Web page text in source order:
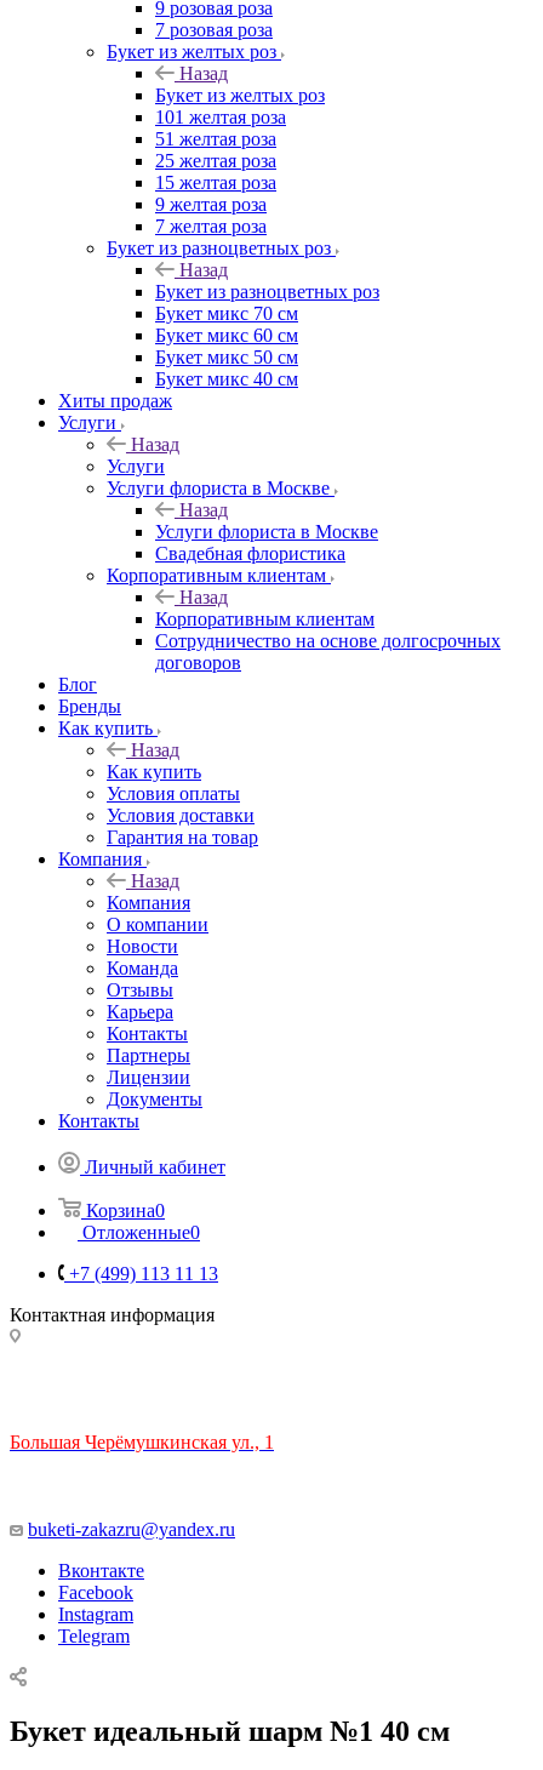
9 розовая роза
7 розовая роза
Букет из желтых роз
Назад
Букет из желтых роз
101 желтая роза
51 желтая роза
25 желтая роза
15 желтая роза
9 желтая роза
7 желтая роза
Букет из разноцветных роз
Назад
Букет из разноцветных роз
Букет микс 70 см
Букет микс 60 см
Букет микс 50 см
Букет микс 40 см
Хиты продаж
Услуги
Назад
Услуги
Услуги флориста в Москве
Назад
Услуги флориста в Москве
Свадебная флористика
Корпоративным клиентам
Назад
Корпоративным клиентам
Сотрудничество на основе долгосрочных
договоров
Блог
Бренды
Как купить
Назад
Как купить
Условия оплаты
Условия доставки
Гарантия на товар
Компания
Назад
Компания
О компании
Новости
Команда
Отзывы
Карьера
Контакты
Партнеры
Лицензии
Документы
Контакты
Личный кабинет
Корзина0
Отложенные0
+7 (499) 113 11 13
Контактная информация
Большая Черёмушкинская ул., 1
buketi-zakazru@yandex.ru
Вконтакте
Facebook
Instagram
Telegram
Букет идеальный шарм №1 40 см